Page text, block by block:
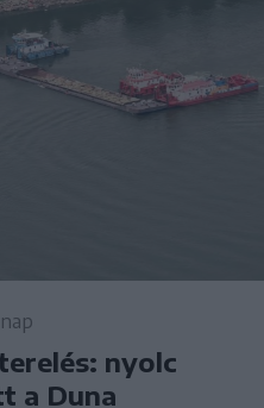
nyolc
a Duna